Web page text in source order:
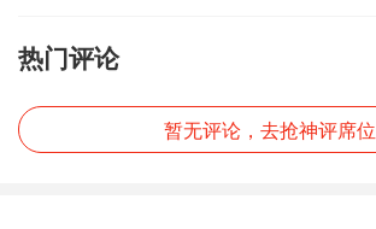
热门评论
暂无评论，去抢神评席位